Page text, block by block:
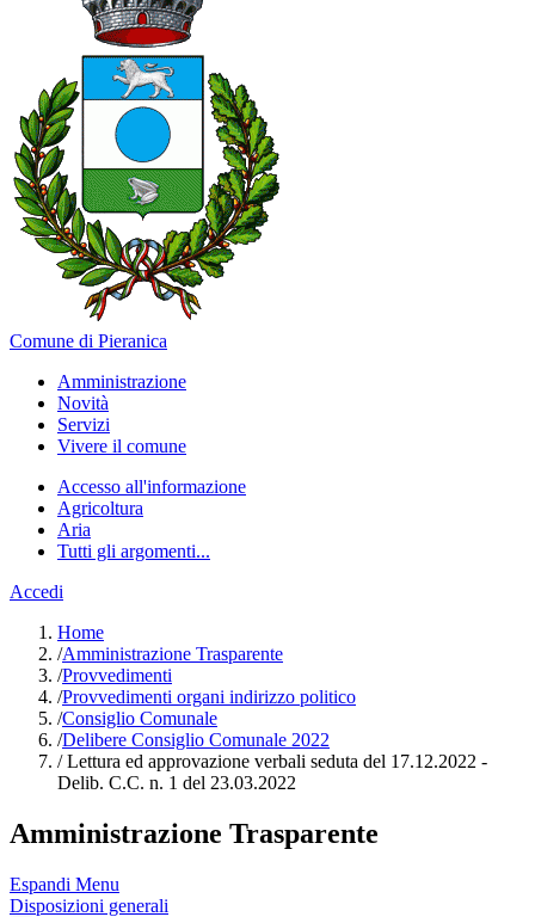
Comune di Pieranica
Amministrazione
Novità
Servizi
Vivere il comune
Accesso all'informazione
Agricoltura
Aria
Tutti gli argomenti...
Accedi
Home
/Amministrazione Trasparente
/Provvedimenti
/Provvedimenti organi indirizzo politico
/Consiglio Comunale
/Delibere Consiglio Comunale 2022
/Lettura ed approvazione verbali seduta del 17.12.2022 -
Delib. C.C. n. 1 del 23.03.2022
Amministrazione Trasparente
Espandi Menu
Disposizioni generali